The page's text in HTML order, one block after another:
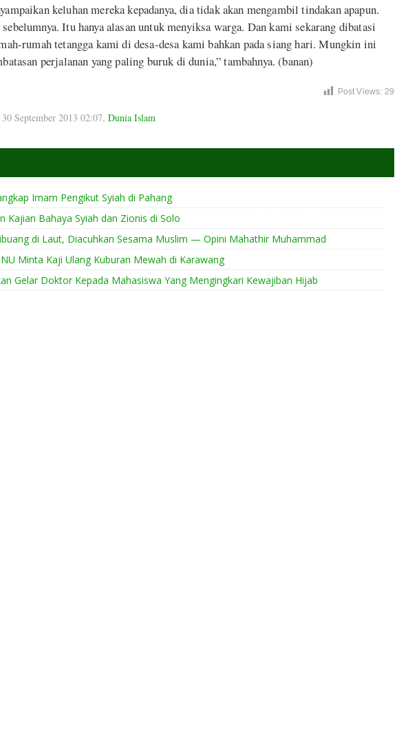
keluhan mereka kepadanya, dia tidak akan mengambil tindakan apapun.
Itu hanya alasan untuk menyiksa warga. Dan kami sekarang dibatasi
rumah tetangga kami di desa-desa kami bahkan pada siang hari. Mungkin ini
perjalanan yang paling buruk di dunia,” tambahnya. (banan)
Post Views: 29
September 2013 02:07, Dunia Islam
Imam Pengikut Syiah di Pahang
Kajian Bahaya Syiah dan Zionis di Solo
di Laut, Diacuhkan Sesama Muslim — Opini Mahathir Muhammad
Minta Kaji Ulang Kuburan Mewah di Karawang
Gelar Doktor Kepada Mahasiswa Yang Mengingkari Kewajiban Hijab